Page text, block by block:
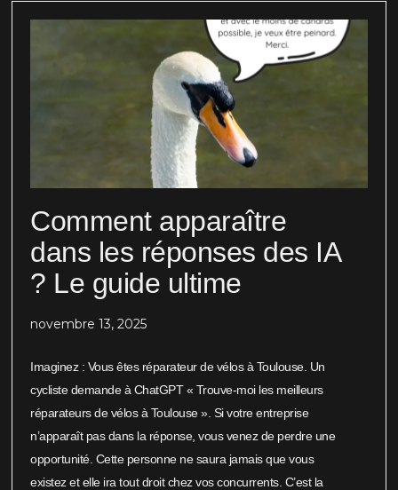
Comment apparaître
dans les réponses des IA
? Le guide ultime
novembre 13, 2025
Imaginez : Vous êtes réparateur de vélos à Toulouse. Un
cycliste demande à ChatGPT « Trouve-moi les meilleurs
réparateurs de vélos à Toulouse ». Si votre entreprise
n’apparaît pas dans la réponse, vous venez de perdre une
opportunité. Cette personne ne saura jamais que vous
existez et elle ira tout droit chez vos concurrents. C’est la